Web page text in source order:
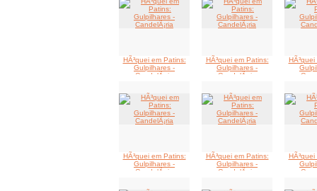
HÃ³quei em Patins:
Gulpilhares -
CandelÃ¡ria
HÃ³quei em Patins:
Gulpilhares -
CandelÃ¡ria
HÃ³quei em Patins:
Gulpilhares -
CandelÃ¡ria
HÃ³quei em Patins:
Gulpilhares -
CandelÃ¡ria